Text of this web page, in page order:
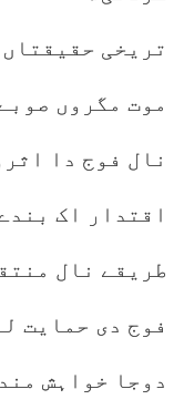
تریخی
موت مگروں
نال فوج دا
اقتدار اک
طریقے نال
فوج دی حمایت
دوجا خواہش